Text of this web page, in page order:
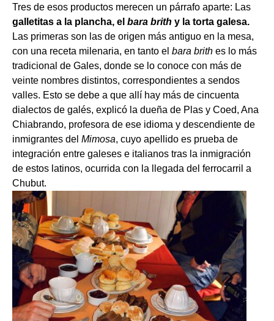
Tres de esos productos merecen un párrafo aparte: Las
galletitas a la plancha, el bara brith y la torta galesa.
Las primeras son las de origen más antiguo en la mesa,
con una receta milenaria, en tanto el bara brith es lo más
tradicional de Gales, donde se lo conoce con más de
veinte nombres distintos, correspondientes a sendos
valles. Esto se debe a que allí hay más de cincuenta
dialectos de galés, explicó la dueña de Plas y Coed, Ana
Chiabrando, profesora de ese idioma y descendiente de
inmigrantes del Mimosa, cuyo apellido es prueba de
integración entre galeses e italianos tras la inmigración
de estos latinos, ocurrida con la llegada del ferrocarril a
Chubut.